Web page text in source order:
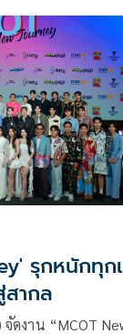
รุกหนักทุก
ากล
งาน “MCOT